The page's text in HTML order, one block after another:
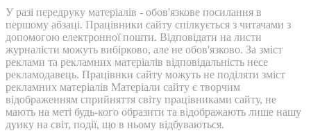
У разі передруку матеріалів - обов'язкове посилання в
першому абзаці. Працівники сайту спілкується з читачами з
допомогою електронної пошти. Відповідати на листи
журналісти можуть вибірково, але не обов'язково. За зміст
реклами та рекламних матеріалів відповідальність несе
рекламодавець. Працівнки сайту можуть не поділяти зміст
рекламних матеріалів Матеріали сайту є творчим
відображенням сприйняття світу працівниками сайту, не
мають на меті будь-кого образити та відображають лише нашу
дуику на світ, події, що в ньому відбуваються.